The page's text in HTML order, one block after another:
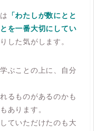
「わたしが数にとと
を一番大切にしてい
した気がします。
ぶことの上に、自分
るものがあるのかも
あります。
ていただけたのも大